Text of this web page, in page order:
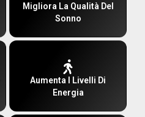
Migliora La Qualità Del
Sonno
Aumenta I Livelli Di
Energia